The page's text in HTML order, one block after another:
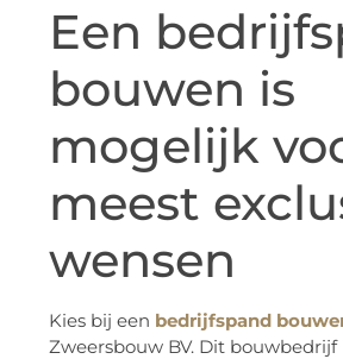
Een
bouwen is
mogelijk
meest
wensen
Kies bij een bedrijfspand
Zweersbouw BV. Dit bouwbedrijf